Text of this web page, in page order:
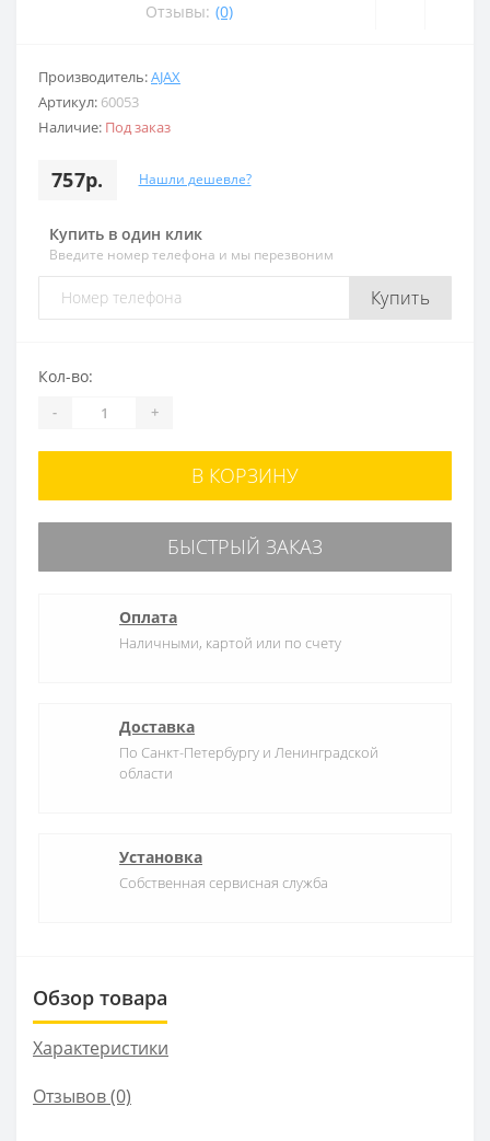
Отзывы: (0)
Производитель:AJAX
Артикул: 60053
Наличие: Под заказ
757р. Нашли дешевле?
Купить в один клик
Введите номер телефона и мы перезвоним
Купить
Кол-во:
- +
В КОРЗИНУ
БЫСТРЫЙ ЗАКАЗ
Оплата
Наличными, картой или по счету
Доставка
По Санкт-Петербургу и Ленинградской
области
Установка
Собственная сервисная служба
Обзор товара
Характеристики
Отзывов (0)